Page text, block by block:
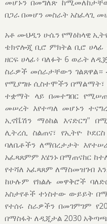
መሆኑን በመግለጽ
በጋራ በመሆን መስራት አስፈላጊ
አቶ ሙህዲን ሁሴን የማዕከላዊ
ቴክኖሎጂ ቢሮ ምክትል ቢሮ ሀላፊ
ዘርፍ ሀላፊ፥ ባለፉት 6 ወራት
ስራዎች መሰራታቸውን
የሚያግዙ ሲስተሞችን በማልማት፣
ተቋማት ላይ በመተግበር
መሠረት እየተጣለ መሆኑን
ኢኖቬሽን ማዕከል እናድርግ"
ሊትረሲ ስልጠና፣ የኢትዮ
ባለቤቶችን ለማበረታታት
አፈጻጸምም እሄንኑ በማጠናከር
የተሻለ አፈጻጸም ለማስመዝገብ
ከሁሉም የክልሉ መዋቅሮች
አስታየቶች ተነስተው ውይይት
የተሰሩ ስራዎችን በመገምገም
በማስፋት ለዲጂታል 2030